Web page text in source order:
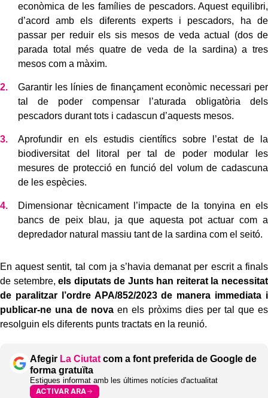
econòmica de les famílies de pescadors. Aquest equilibri,
d’acord amb els diferents experts i pescadors, ha de
passar per reduir els sis mesos de veda actual (dos de
parada total més quatre de veda de la sardina) a tres
mesos com a màxim.
Garantir les línies de finançament econòmic necessari per
tal de poder compensar l’aturada obligatòria dels
pescadors durant tots i cadascun d’aquests mesos.
Aprofundir en els estudis científics sobre l’estat de la
biodiversitat del litoral per tal de poder modular les
mesures de protecció en funció del volum de cadascuna
de les espècies.
Dimensionar tècnicament l’impacte de la tonyina en els
bancs de peix blau, ja que aquesta pot actuar com a
depredador natural massiu tant de la sardina com el seitó.
En aquest sentit, tal com ja s’havia demanat per escrit a finals
de setembre,els diputats de Junts han reiterat la necessitat
de paralitzar l’ordre APA/852/2023 de manera immediata i
publicar-ne una de nova en els pròxims dies per tal que es
resolguin els diferents punts tractats en la reunió.
Afegir La Ciutat com a font preferida de Google de
forma gratuïta
Estigues informat amb les últimes notícies d'actualitat
ACTIVAR ARA